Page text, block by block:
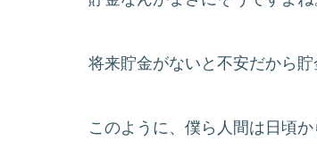
将来貯金がないと不安だから
このように、僕ら人間は日頃